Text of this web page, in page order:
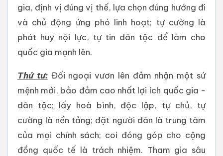
gia, định vị đúng vị thế, lựa chọn đúng hướng đi
và chủ động ứng phó linh hoạt; tự cường là
phát huy nội lực, tự tin dân tộc để làm cho
quốc gia mạnh lên.
Thứ tư:Đối ngoại vươn lên đảm nhận một sứ
mệnh mới, bảo đảm cao nhất lợi ích quốc gia -
dân tộc; lấy hoà bình, độc lập, tự chủ, tự
cường là nền tảng; đặt người dân là trung tâm
của mọi chính sách; coi đóng góp cho cộng
đồng quốc tế là trách nhiệm. Tham gia sâu